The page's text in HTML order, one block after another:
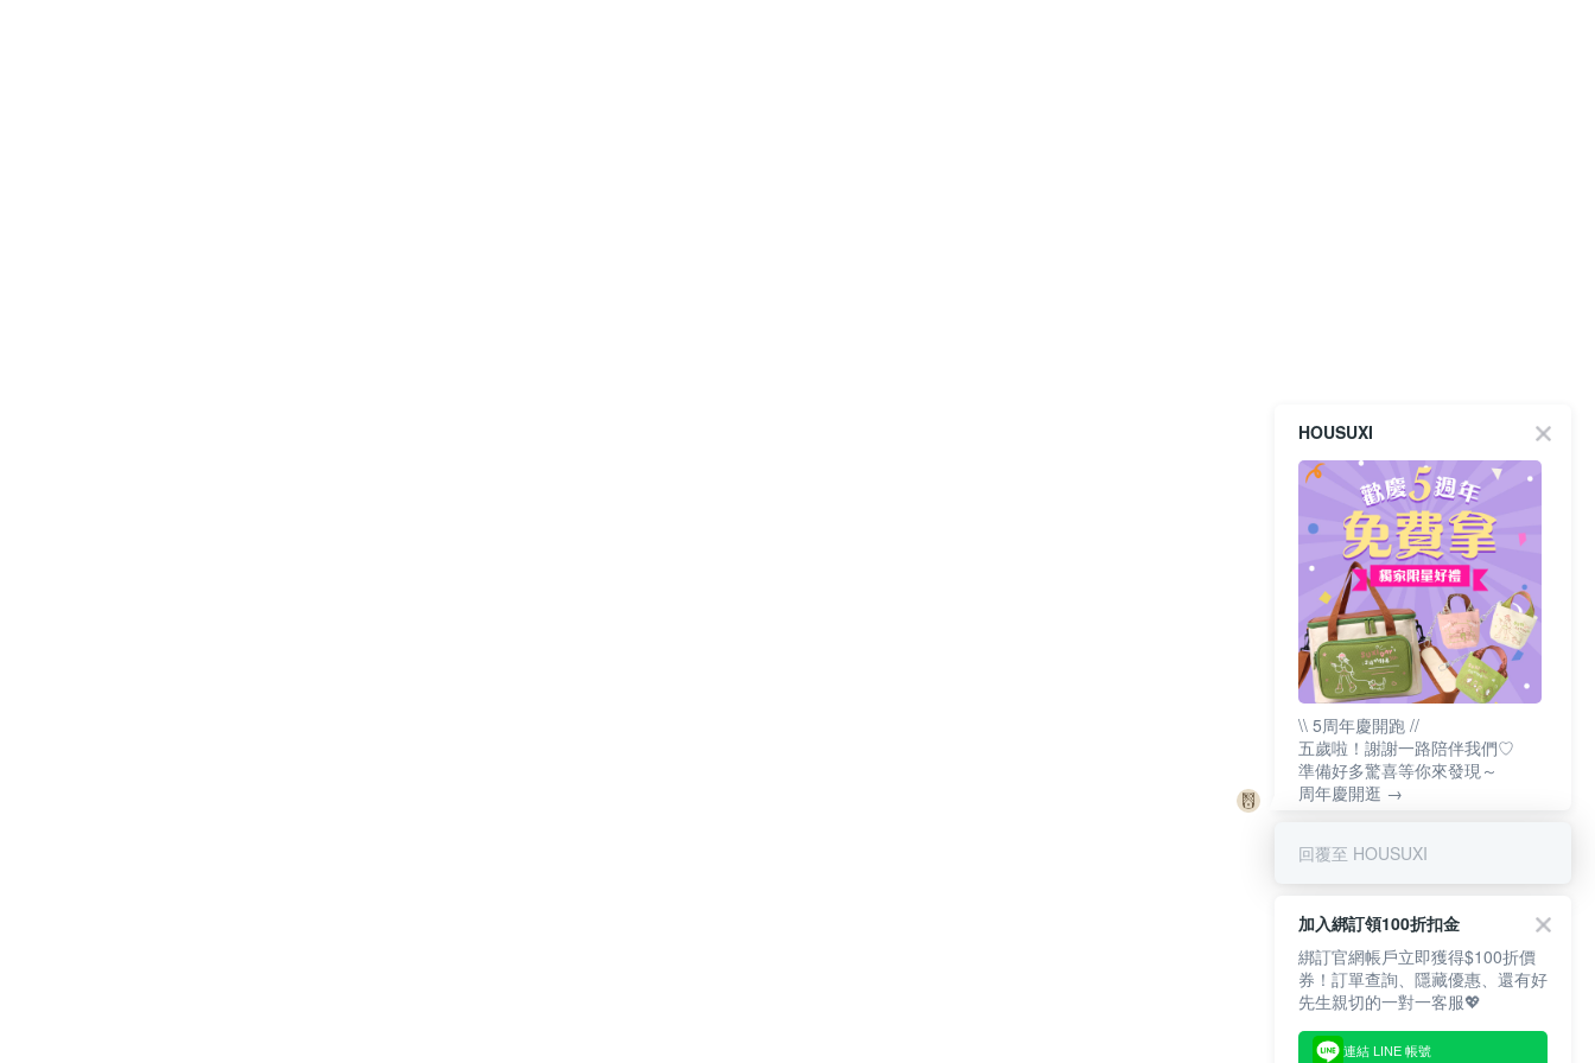
HOUSUXI
\\ 5周年慶開跑 //
五歲啦！謝謝一路陪伴我們♡
準備好多驚喜等你來發現～
周年慶開逛 →
回覆至 HOUSUXI
加入綁訂領100折扣金
綁訂官網帳戶立即獲得$100折價
券！訂單查詢、隱藏優惠、還有好
先生親切的一對一客服💖
連結 LINE 帳號